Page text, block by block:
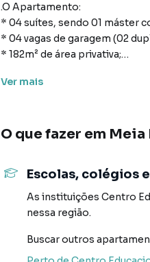
.O Apartamento:
* 04 suítes, sendo 01 máster
* 04 vagas de garagem (02
* 182m² de área privativa;
* Living para 02 ambientes;
* Sacada com churrasqueira;
* Fechadura eletrônica com
* Piso laminado ou vinílico
* Entrada social e de serviço.
Área de Lazer:
* Rooftop com vista para o
Ver mais
O que fazer em Meia
Escolas, colégios
As instituições Centro
nessa região.
Buscar outros